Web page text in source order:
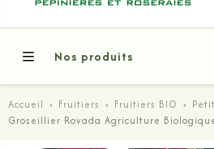
Nos produits
Accueil › Fruitiers › Fruitiers BIO ›
Groseillier Rovada Agriculture